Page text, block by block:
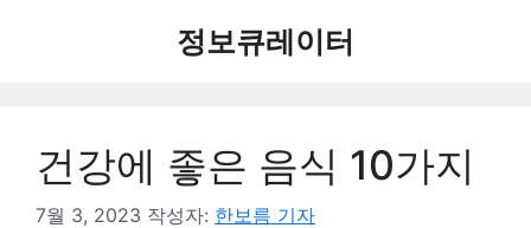
정보큐레이터
건강에 좋은 음식 10가지
7월 3, 2023 작성자: 한보름 기자